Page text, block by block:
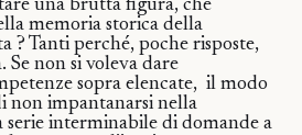
una brutta figura, che
memoria storica della
? Tanti perché, poche risposte,
Se non si voleva dare
sopra elencate, il modo
non impantanarsi nella
serie interminabile di domande a